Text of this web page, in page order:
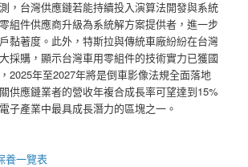
，台灣供應鏈若能持續投入演算法開發與系統
組件供應商升級為系統解方案提供者，進一步
黏著度。此外，特斯拉與傳統車廠紛紛在台灣
採購，顯示台灣車用零組件的技術實力已獲國
2025年至2027年將是倒車影像法規全面落地
供應鏈業者的營收年複合成長率可望達到15%
子產業中最具成長潛力的區塊之一。
養一覽表